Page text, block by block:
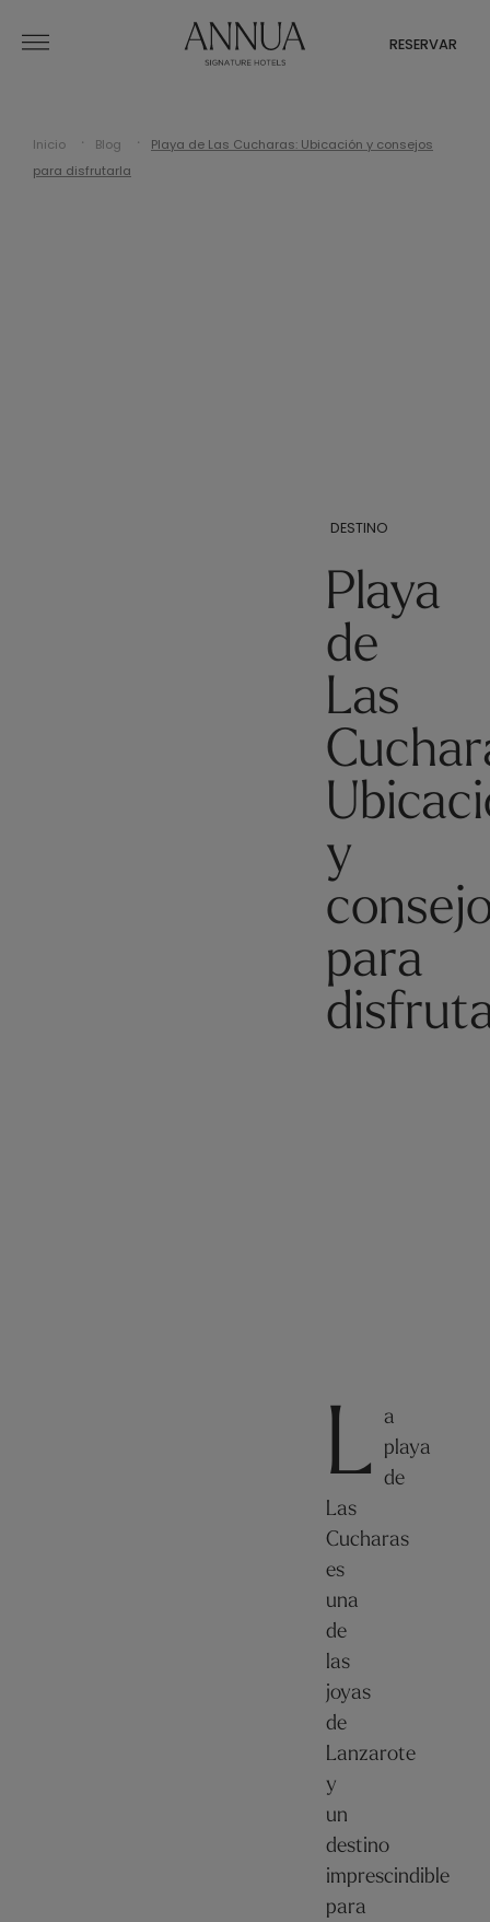
RESERVAR
Inicio Blog
Playa de Las Cucharas: Ubicación y consejos
para disfrutarla
DESTINO
Playa
de
Las
y
para
L
a
playa
de
Las
Cucharas
es
una
de
las
joyas
de
Lanzarote
y
un
destino
imprescindible
para